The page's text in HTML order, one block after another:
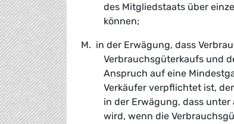
des Mitgliedstaats über
können;
M. in der Erwägung, dass
Verbrauchsgüterkaufs und
Anspruch auf eine
Verkäufer verpflichtet ist,
in der Erwägung, dass
wird, wenn die